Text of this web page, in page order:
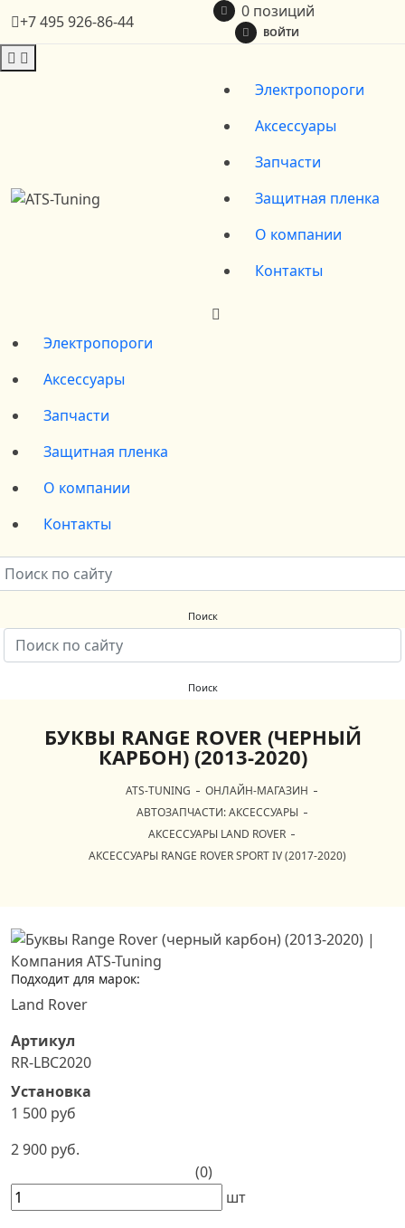
+7 495 926-86-44
0 позиций
ВОЙТИ
Электропороги
Аксессуары
Запчасти
Защитная пленка
О компании
Контакты
Электропороги
Аксессуары
Запчасти
Защитная пленка
О компании
Контакты
БУКВЫ RANGE ROVER (ЧЕРНЫЙ
КАРБОН) (2013-2020)
ATS-TUNING
ОНЛАЙН-МАГАЗИН
АВТОЗАПЧАСТИ: АКСЕССУАРЫ
АКСЕССУАРЫ LAND ROVER
АКСЕССУАРЫ RANGE ROVER SPORT IV (2017-2020)
Подходит для марок:
Land Rover
Артикул
RR-LBC2020
Установка
1 500 руб
2 900 руб.
(0)
шт